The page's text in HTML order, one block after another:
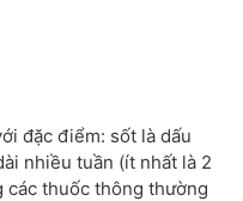
đặc điểm: sốt là dấu
nhiều tuần (ít nhất là 2
các thuốc thông thường